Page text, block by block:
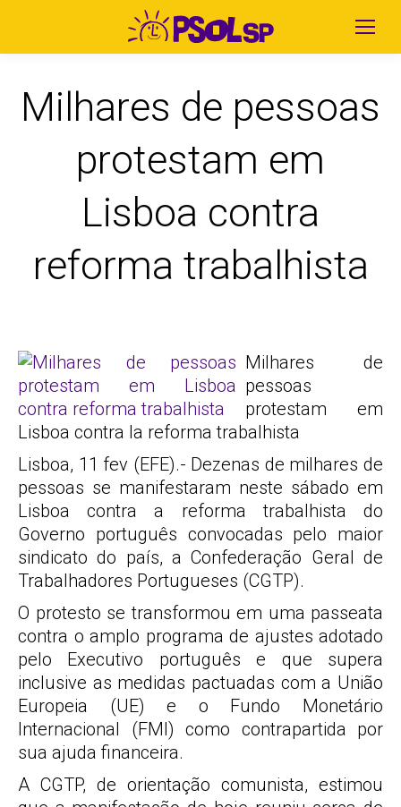
Milhares de pessoas
protestam em
Lisboa contra
reforma trabalhista
Milhares de
pessoas
protestam em
Lisboa contra la reforma trabalhista
Lisboa, 11 fev (EFE).- Dezenas de milhares de
pessoas se manifestaram neste sábado em
Lisboa contra a reforma trabalhista do
Governo português convocadas pelo maior
sindicato do país, a Confederação Geral de
Trabalhadores Portugueses (CGTP).
O protesto se transformou em uma passeata
contra o amplo programa de ajustes adotado
pelo Executivo português e que supera
inclusive as medidas pactuadas com a União
Europeia (UE) e o Fundo Monetário
Internacional (FMI) como contrapartida por
sua ajuda financeira.
A CGTP, de orientação comunista, estimou